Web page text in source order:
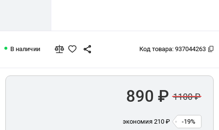
В наличии Код товара: 937044263
890 ₽ 1100 ₽
экономия 210 ₽ -19%